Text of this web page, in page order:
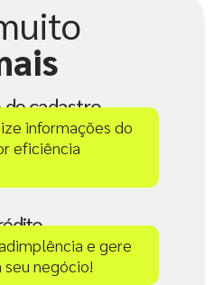
cadastro
informações do
eficiência
e gere
seu negócio!